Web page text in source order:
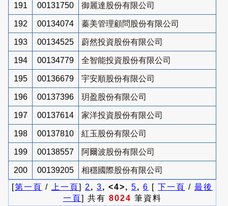
191 00131750 御麗達股份有限公司
192 00134074 蓁美管理顧問股份有限公司
193 00134525 蔚然投資股份有限公司
194 00134779 全智能投資股份有限公司
195 00136679 宇安順股份有限公司
196 00137396 玥盈股份有限公司
197 00137614 家洋投資股份有限公司
198 00137810 紅玉股份有限公司
199 00138557 阿爾波股份有限公司
200 00139205
相穩國際股份有限公司
[第一頁 / 上一頁] 2 , 3, <4>, 5, 6 [ 下一頁 / 最後
一頁] 共有 8024 筆資料